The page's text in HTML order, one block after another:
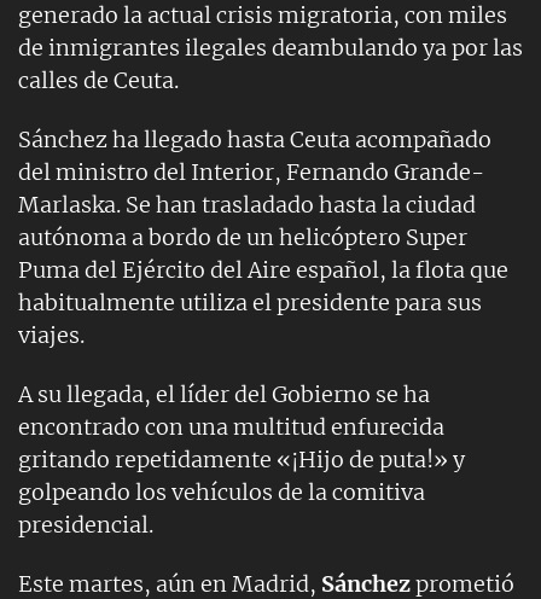
generado la actual crisis migratoria, con miles
de inmigrantes ilegales deambulando ya por las
calles de Ceuta.
Sánchez ha llegado hasta Ceuta acompañado
del ministro del Interior, Fernando Grande-
Marlaska. Se han trasladado hasta la ciudad
autónoma a bordo de un helicóptero Super
Puma del Ejército del Aire español, la flota que
habitualmente utiliza el presidente para sus
viajes.
A su llegada, el líder del Gobierno se ha
encontrado con una multitud enfurecida
gritando repetidamente «¡Hijo de puta!» y
golpeando los vehículos de la comitiva
presidencial.
Este martes, aún en Madrid, Sánchezprometió